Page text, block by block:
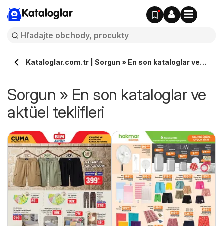
Kataloglar
Kataloglar.com.tr | Sorgun » En son kataloglar ve
Sorgun » En son kataloglar ve
aktüel teklifleri